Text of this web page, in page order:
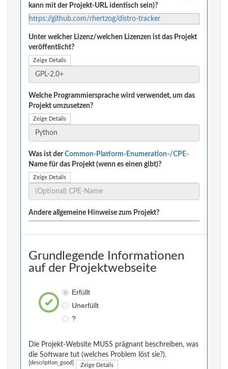
kann mit der Projekt-URL identisch sein)?
https://github.com/rhertzog/distro-tracker
Unter welcher Lizenz/welchen Lizenzen ist das Projekt
veröffentlicht?
Zeige Details
Welche Programmiersprache wird verwendet, um das
Projekt umzusetzen?
Zeige Details
Was ist derCommon-Platform-Enumeration-/CPE-
Name für das Projekt (wenn es einen gibt)?
Zeige Details
Andere allgemeine Hinweise zum Projekt?
Grundlegende Informationen
auf der Projektwebseite
Erfüllt
Unerfüllt
?
Die Projekt-Website MUSS prägnant beschreiben, was
die Software tut (welches Problem löst sie?).
[description_good] Zeige Details